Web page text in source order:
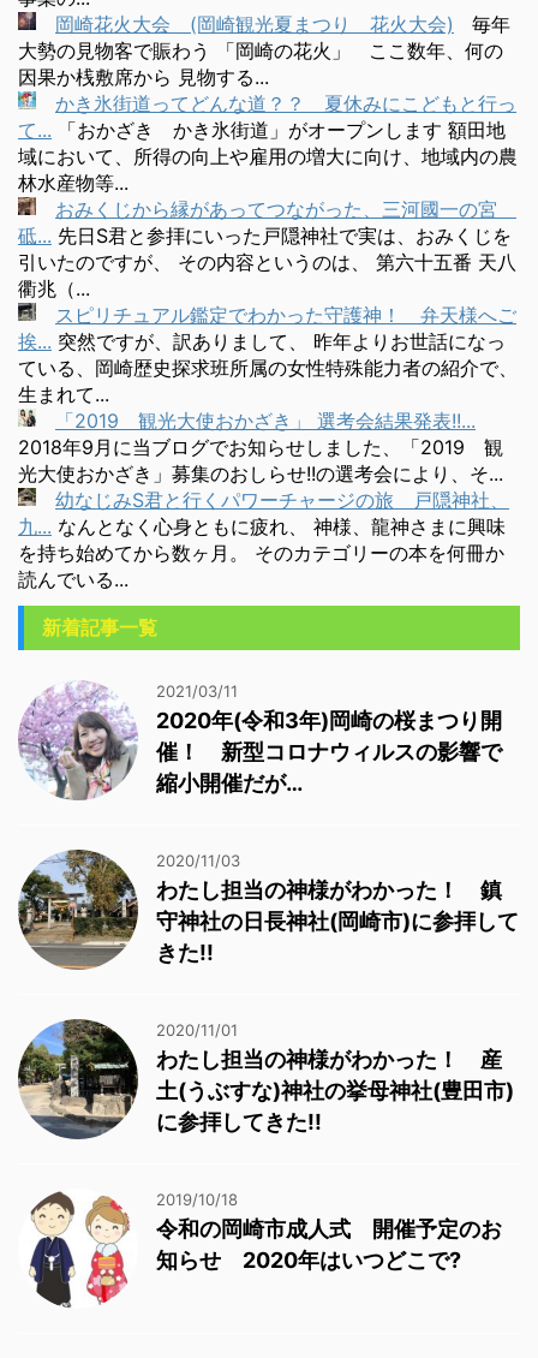
岡崎花火大会 (岡崎観光夏まつり 花火大会)
毎年
大勢の見物客で賑わう 「岡崎の花火」 ここ数年、何の
因果か桟敷席から 見物する...
かき氷街道ってどんな道？？ 夏休みにこどもと行っ
て...
「おかざき かき氷街道」がオープンします 額田地
域において、所得の向上や雇用の増大に向け、地域内の農
林水産物等...
おみくじから縁があってつながった、三河國一の宮
砥... 先日S君と参拝にいった戸隠神社で実は、おみくじを
引いたのですが、 その内容というのは、 第六十五番 天八
衢兆（...
スピリチュアル鑑定でわかった守護神！ 弁天様へご
挨... 突然ですが、訳ありまして、 昨年よりお世話になっ
ている、岡崎歴史探求班所属の女性特殊能力者の紹介で、
生まれて...
「2019 観光大使おかざき」 選考会結果発表!!...
2018年9月に当ブログでお知らせしました、「2019 観
光大使おかざき」募集のおしらせ!!の選考会により、そ...
幼なじみS君と行くパワーチャージの旅 戸隠神社、
九... なんとなく心身ともに疲れ、 神様、龍神さまに興味
を持ち始めてから数ヶ月。 そのカテゴリーの本を何冊か
読んでいる...
新着記事一覧
2021/03/11
2020年(令和3年)岡崎の桜まつり開
催！ 新型コロナウィルスの影響で
縮小開催だが…
2020/11/03
わたし担当の神様がわかった！ 鎮
守神社の日長神社(岡崎市)に参拝して
きた!!
2020/11/01
わたし担当の神様がわかった！ 産
土(うぶすな)神社の挙母神社(豊田市)
に参拝してきた!!
2019/10/18
令和の岡崎市成人式 開催予定のお
知らせ 2020年はいつどこで?